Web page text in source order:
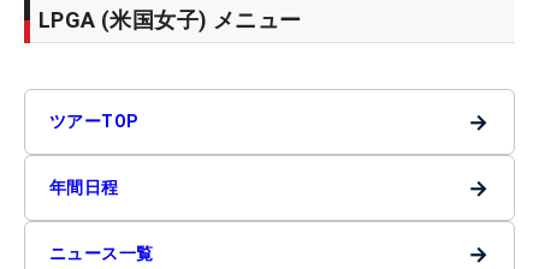
LPGA (米国女子) メニュー
ツアーTOP →
年間日程 →
ニュース一覧 →